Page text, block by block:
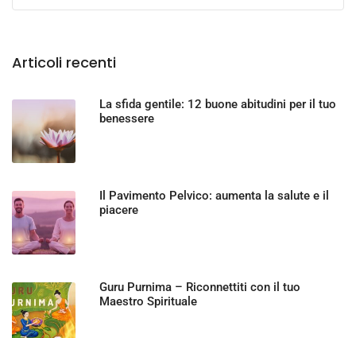
Articoli recenti
La sfida gentile: 12 buone abitudini per il tuo
benessere
Il Pavimento Pelvico: aumenta la salute e il
piacere
Guru Purnima – Riconnettiti con il tuo
Maestro Spirituale